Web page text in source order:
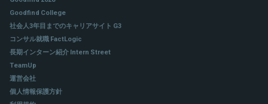
Goodfind College
社会人3年目までのキャリアサイト G3
コンサル就職 FactLogic
長期インターン紹介 Intern Street
TeamUp
運営会社
個人情報保護方針